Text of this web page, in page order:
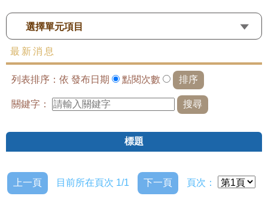
選擇單元項目
最新消息
列表排序：依 發布日期 點閱次數
關鍵字：
標題
上一頁 目前所在頁次 1/1 下一頁 頁次：